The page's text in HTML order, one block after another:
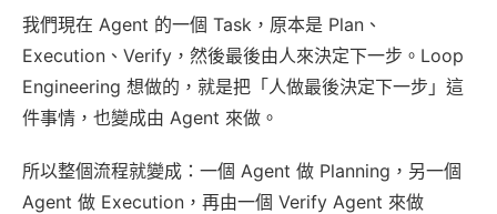
我們現在 Agent 的一個 Task，原本是 Plan、
Execution、Verify，然後最後由人來決定下一步。Loop
Engineering 想做的，就是把「人做最後決定下一步」這
件事情，也變成由 Agent 來做。
所以整個流程就變成：一個 Agent 做 Planning，另一個
Agent 做 Execution，再由一個 Verify Agent 來做